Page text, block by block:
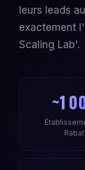
leurs leads
exactement
Scaling Lab'.
~1
Rabat